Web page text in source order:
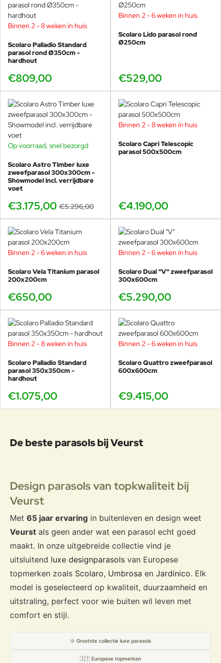
Binnen 2 - 8 weken in huis
Scolaro Palladio Standard
parasol rond Ø350cm -
hardhout
€809,00
Binnen 2 - 6 weken in huis
Scolaro Lido parasol rond
Ø250cm
€529,00
SHOWMODEL
Op voorraad, snel bezorgd
Scolaro Astro Timber luxe
zweefparasol 300x300cm -
Showmodel incl. verrijdbare
voet
€3.175,00 €5.296,00
Binnen 2 - 8 weken in huis
Scolaro Capri Telescopic
parasol 500x500cm
€4.190,00
Binnen 2 - 6 weken in huis
Scolaro Vela Titanium parasol
200x200cm
€650,00
Binnen 2 - 6 weken in huis
Scolaro Dual "V" zweefparasol
300x600cm
€5.290,00
Binnen 2 - 8 weken in huis
Scolaro Palladio Standard
parasol 350x350cm -
hardhout
€1.075,00
Binnen 2 - 6 weken in huis
Scolaro Quattro zweefparasol
600x600cm
€9.415,00
De beste parasols bij Veurst
Design parasols van topkwaliteit bij
Veurst
Met 65 jaar ervaring in buitenleven en design weet
Veurst als geen ander wat een parasol echt goed
maakt. In onze uitgebreide collectie vind je
uitsluitend luxe designparasols van Europese
topmerken zoals Scolaro, Umbrosa en Jardinico. Elk
model is geselecteerd op kwaliteit, duurzaamheid en
uitstraling, perfect voor wie buiten wil leven met
comfort en stijl.
🌞 Grootste collectie luxe parasols
🇮🇹 Europese topmerken